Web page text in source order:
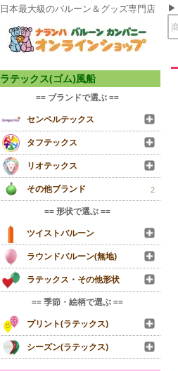
日本最大級のバルーン＆グッズ専門店
ラテックス(ゴム)風船
== ブランドで選ぶ ==
センペルテックス
タフテックス
リオテックス
その他ブランド
2
== 形状で選ぶ ==
ツイストバルーン
ラウンドバルーン(無地)
ラテックス・その他形状
== 季節・絵柄で選ぶ ==
プリント(ラテックス)
シーズン(ラテックス)